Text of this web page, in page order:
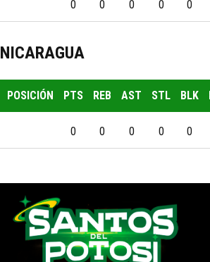
0 0 0 0 0
NICARAGUA
POSICIÓN PTS REB AST STL BLK
0 0 0 0 0